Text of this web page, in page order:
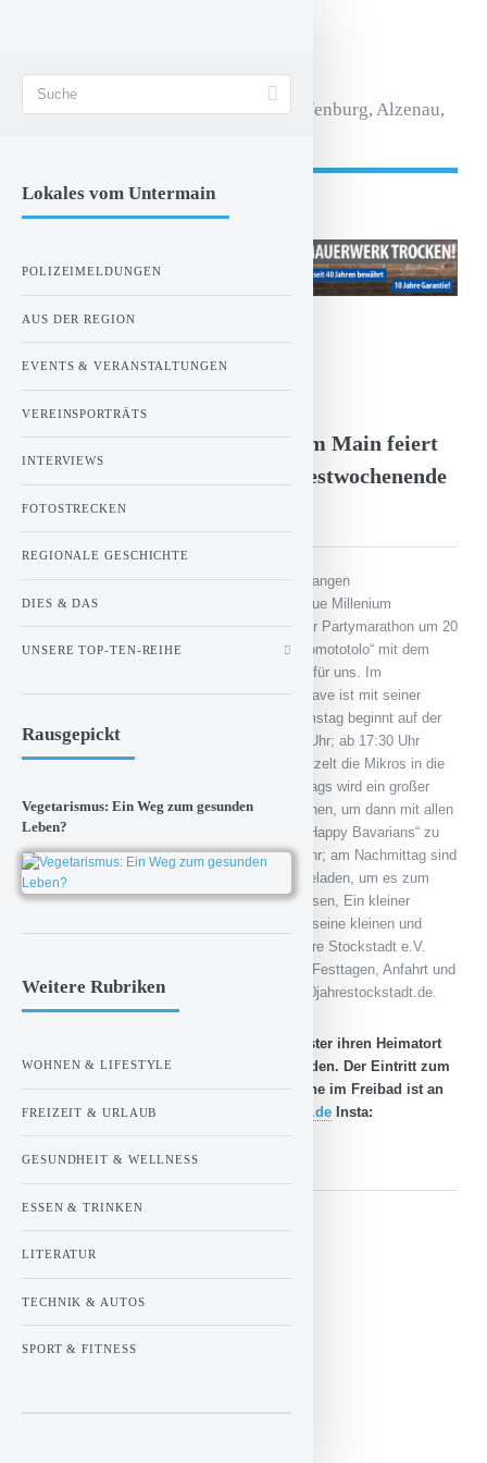
STADT AKTIVMagazin für Aschaffenburg, Alzenau,
- Anzeige -
ZUR STARTSEITE
Donnerstag, 11.07.2024 00:00 Uhr
1000-Jahr-Feier: Stockstadt am Main feiert
Jubiläum mit einem großen Festwochenende
vom 18. bis 22. Juli 2024
Der Markt Stockstadt am Main lädt ein zum langen
Festwochenende, um gemeinsam auf das neue Millenium
anzustoßen. Am Donnerstag, 18.7. startet der Partymarathon um 20
Uhr mit „Gegenlicht“, am Freitag spielen „Onomototolo“ mit dem
Special Guest „Das Dicke Ende“ im Festzelt für uns. Im
Waldschwimmbad darf getanzt werden: DJ Dave ist mit seiner
2000/2010-Party ab 18 Uhr zu Gast. Der Samstag beginnt auf der
Waldschimmbad-Bühne mit „SWEAT“ ab 14 Uhr; ab 17:30 Uhr
geben sich Franz `n`Fries und Ohlala im Festzelt die Mikros in die
Hand und sorgen für beste Stimmung. Sonntags wird ein großer
Festzug durch Stockstadt zum Festplatz ziehen, um dann mit allen
Teilnehmern und Gästen ab 14 Uhr mit den „Happy Bavarians“ zu
feiern. Der Festmontag startet dann um 11 Uhr; am Nachmittag sind
vor allem alle Seniorinnen und Senioren eingeladen, um es zum
Abschluss nochmal so richtig krachen zu lassen, Ein kleiner
Vergnügungspark am Schwimmbad steht für seine kleinen und
großen Besucher bereit. Der Verein 1000 Jahre Stockstadt e.V.
freut sich, mit Ihnen zu feiern! Infos zu allen Festtagen, Anfahrt und
Parkmöglichkeiten finden Sie unter www.1000jahrestockstadt.de.
Vom 18. bis 22. Juli zelebrieren die Steckster ihren Heimatort
mit Musik, Unterhaltung und vielen Freunden. Der Eintritt zum
Festgelände mit großem Zelt und Partyzone im Freibad ist an
allen Tagen frei.www.1000jahrestockstadt.deInsta:
1000_jahre_stockstadt_am_main
AUS DER REGION
Lokales vom Untermain
POLIZEIMELDUNGEN
AUS DER REGION
EVENTS & VERANSTALTUNGEN
VEREINSPORTRÄTS
INTERVIEWS
FOTOSTRECKEN
REGIONALE GESCHICHTE
DIES & DAS
UNSERE TOP-TEN-REIHE
Rausgepickt
Vegetarismus: Ein Weg zum gesunden
Leben?
Weitere Rubriken
WOHNEN & LIFESTYLE
FREIZEIT & URLAUB
GESUNDHEIT & WELLNESS
ESSEN & TRINKEN
LITERATUR
TECHNIK & AUTOS
SPORT & FITNESS